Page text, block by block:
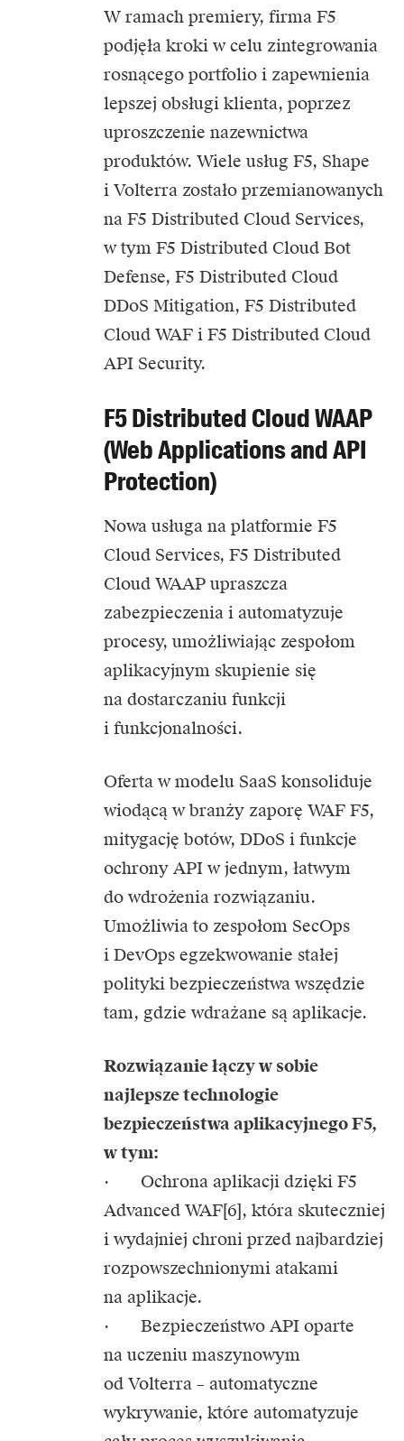
W ramach premiery, firma F5
podjęła kroki w celu zintegrowania
rosnącego portfolio i zapewnienia
lepszej obsługi klienta, poprzez
uproszczenie nazewnictwa
produktów. Wiele usług F5, Shape
i Volterra zostało przemianowanych
na F5 Distributed Cloud Services,
w tym F5 Distributed Cloud Bot
Defense, F5 Distributed Cloud
DDoS Mitigation, F5 Distributed
Cloud WAF i F5 Distributed Cloud
API Security.
F5 Distributed Cloud WAAP
(Web Applications and API
Protection)
Nowa usługa na platformie F5
Cloud Services, F5 Distributed
Cloud WAAP upraszcza
zabezpieczenia i automatyzuje
procesy, umożliwiając zespołom
aplikacyjnym skupienie się
na dostarczaniu funkcji
i funkcjonalności.
Oferta w modelu SaaS konsoliduje
wiodącą w branży zaporę WAF F5,
mitygację botów, DDoS i funkcje
ochrony API w jednym, łatwym
do wdrożenia rozwiązaniu.
Umożliwia to zespołom SecOps
i DevOps ​​egzekwowanie stałej
polityki bezpieczeństwa wszędzie
tam, gdzie wdrażane są aplikacje.
Rozwiązanie łączy w sobie
najlepsze technologie
bezpieczeństwa aplikacyjnego F5,
w tym:
· Ochrona aplikacji dzięki F5
Advanced WAF[6], która skuteczniej
i wydajniej chroni przed najbardziej
rozpowszechnionymi atakami
na aplikacje.
· Bezpieczeństwo API oparte
na uczeniu maszynowym
od Volterra – automatyczne
wykrywanie, które automatyzuje